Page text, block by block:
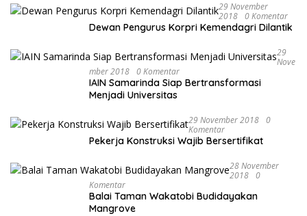
29 November
2018 0 Komentar
Dewan Pengurus Korpri Kemendagri Dilantik
29
Nove
Mber 2018 0 Komentar
IAIN Samarinda Siap Bertransformasi
Menjadi Universitas
29 November 2018 0
Komentar
Pekerja Konstruksi Wajib Bersertifikat
28 November
2018 0
Komentar
Balai Taman Wakatobi Budidayakan
Mangrove